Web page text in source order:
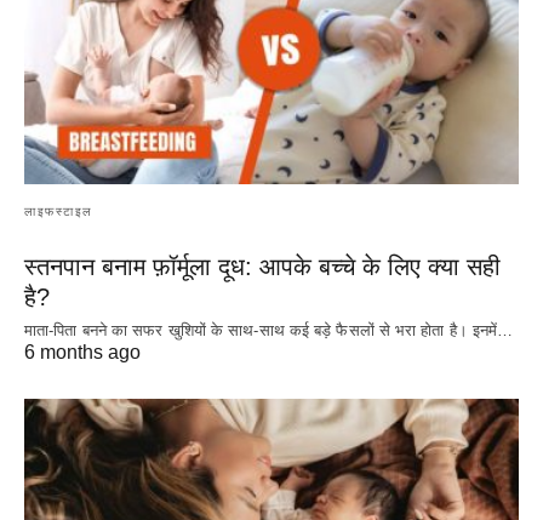
लाइफस्टाइल
स्तनपान बनाम फ़ॉर्मूला दूध: आपके बच्चे के लिए क्या सही
है?
माता-पिता बनने का सफर खुशियों के साथ-साथ कई बड़े फैसलों से भरा होता है। इनमें…
6 months ago